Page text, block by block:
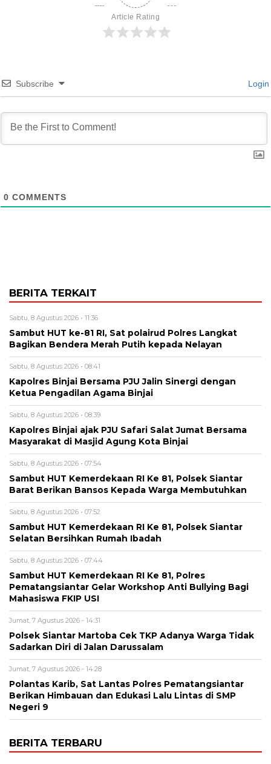
Article Rating
Subscribe Login
0 COMMENTS
BERITA TERKAIT
Sabtu, 8 Agustus 2026 - 11:36
Sambut HUT ke-81 RI, Sat polairud Polres Langkat
Bagikan Bendera Merah Putih kepada Nelayan
Sabtu, 8 Agustus 2026 - 08:41
Kapolres Binjai Bersama PJU Jalin Sinergi dengan
Ketua Pengadilan Agama Binjai
Sabtu, 8 Agustus 2026 - 08:39
Kapolres Binjai ajak PJU Safari Salat Jumat Bersama
Masyarakat di Masjid Agung Kota Binjai
Sabtu, 8 Agustus 2026 - 07:54
Sambut HUT Kemerdekaan RI Ke 81, Polsek Siantar
Barat Berikan Bansos Kepada Warga Membutuhkan
Sabtu, 8 Agustus 2026 - 07:52
Sambut HUT Kemerdekaan RI Ke 81, Polsek Siantar
Selatan Bersihkan Rumah Ibadah
Sabtu, 8 Agustus 2026 - 07:44
Sambut HUT Kemerdekaan RI Ke 81, Polres
Pematangsiantar Gelar Workshop Anti Bullying Bagi
Mahasiswa FKIP USI
Jumat, 7 Agustus 2026 - 14:31
Polsek Siantar Martoba Cek TKP Adanya Warga Tidak
Sadarkan Diri di Jalan Darussalam
Jumat, 7 Agustus 2026 - 14:28
Polantas Karib, Sat Lantas Polres Pematangsiantar
Berikan Himbauan dan Edukasi Lalu Lintas di SMP
Negeri 9
BERITA TERBARU